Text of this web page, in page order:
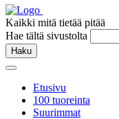
Kaikki mitä tietää pitää
Hae tältä sivustolta
Haku
Etusivu
100 tuoreinta
Suurimmat